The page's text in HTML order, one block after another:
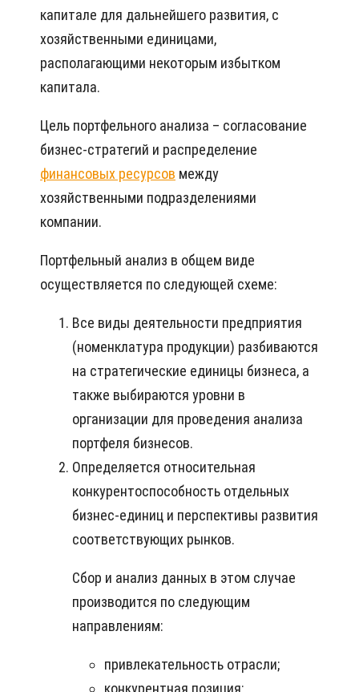
капитале для дальнейшего развития, с
хозяйственными единицами,
располагающими некоторым избытком
капитала.
Цель портфельного анализа – согласование
бизнес-стратегий и распределение
финансовых ресурсов между
хозяйственными подразделениями
компании.
Портфельный анализ в общем виде
осуществляется по следующей схеме:
Все виды деятельности предприятия
(номенклатура продукции) разбиваются
на стратегические единицы бизнеса, а
также выбираются уровни в
организации для проведения анализа
портфеля бизнесов.
Определяется относительная
конкурентоспособность отдельных
бизнес-единиц и перспективы развития
соответствующих рынков.
Сбор и анализ данных в этом случае
производится по следующим
направлениям:
привлекательность отрасли;
конкурентная позиция;